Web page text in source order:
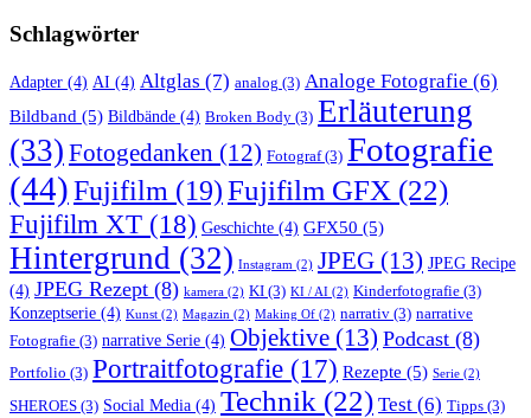
Schlagwörter
Adapter (4) AI (4) Altglas (7) analog (3) Analoge Fotografie (6)
Bildband (5) Bildbände (4) Broken Body (3) Erläuterung
(33) Fotogedanken (12) Fotograf(3) Fotografie
(44)Fujifilm (19)Fujifilm GFX (22)
Fujifilm XT (18) Geschichte (4) GFX50 (5)
Hintergrund (32) Instagram (2) JPEG (13) JPEG Recipe
(4) JPEG Rezept (8) kamera (2) KI (3) KI / AI (2) Kinderfotografie (3)
Konzeptserie (4) Kunst (2) Magazin (2) Making Of (2) narrativ (3) narrative
Fotografie (3) narrative Serie (4) Objektive (13) Podcast (8)
Portfolio (3) Portraitfotografie (17) Rezepte (5) Serie (2)
SHEROES (3) Social Media (4) Technik (22) Test (6) Tipps (3)